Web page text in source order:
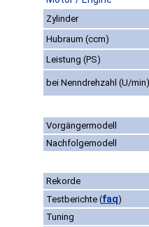
Zylinder
Hubraum (ccm)
Leistung (PS)
bei Nenndrehzahl (U/min)
Vorgängermodell
Nachfolgemodell
Rekorde
Testberichte (faq)
Tuning